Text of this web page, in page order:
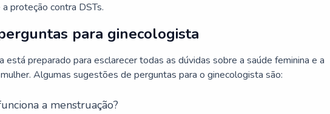
proteção contra DSTs.
para ginecologista
está preparado para esclarecer todas as dúvidas sobre a saúde feminina e a
Algumas sugestões de perguntas para o ginecologista são:
a menstruação?